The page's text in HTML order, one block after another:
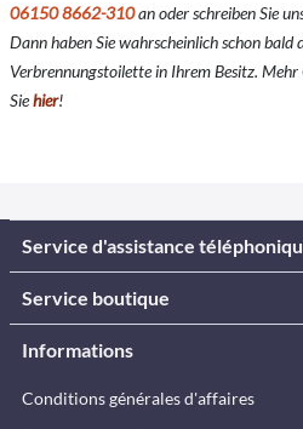
06150 8662-310an oder schreiben Sie
Dann haben Sie wahrscheinlich schon bald
Verbrennungstoilette in Ihrem Besitz.
Siehier!
Service d'assistance
Service boutique
Informations
Conditions générales d'affaires